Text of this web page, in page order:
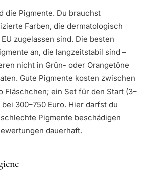
die Pigmente. Du brauchst
Farben, die dermatologisch
zugelassen sind. Die besten
an, die langzeitstabil sind –
nicht in Grün- oder Orangetöne
Gute Pigmente kosten zwischen
Fläschchen; ein Set für den Start (3–
300–750 Euro. Hier darfst du
Pigmente beschädigen
dauerhaft.